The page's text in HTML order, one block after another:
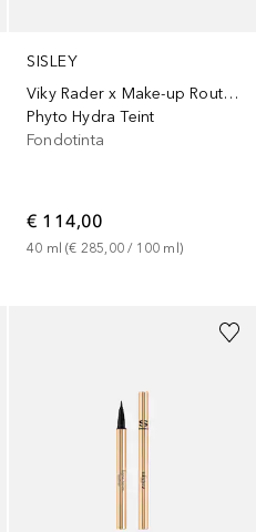
SISLEY
Viky Rader x Make-up Routine
Phyto Hydra Teint
Fondotinta
€ 114,00
40 ml (€ 285,00 / 100 ml )